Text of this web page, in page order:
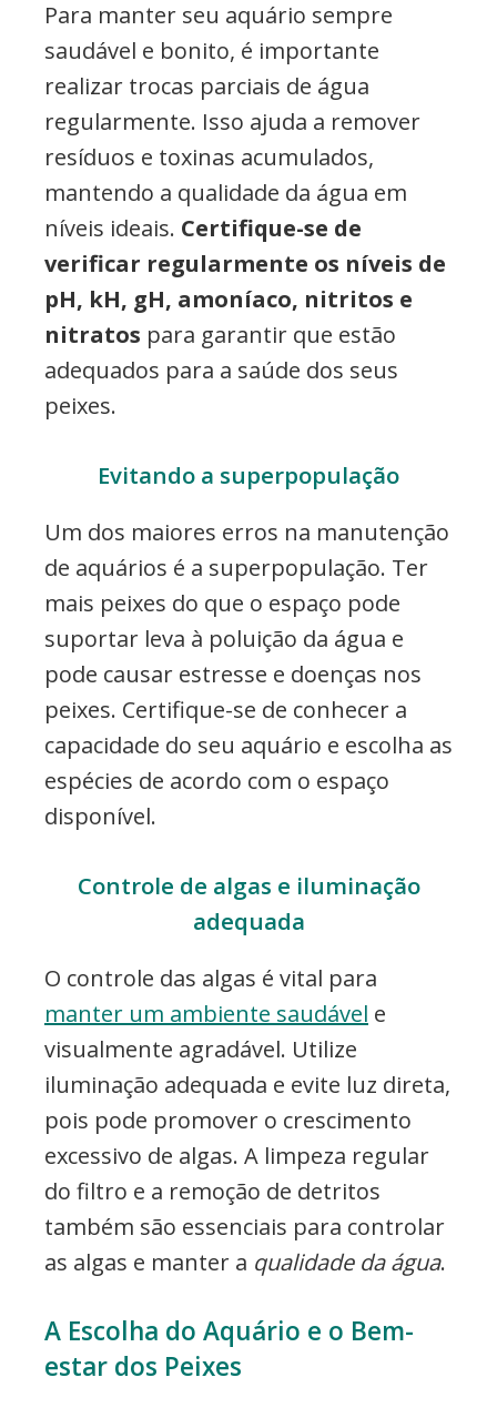
Para manter seu aquário sempre
saudável e bonito, é importante
realizar trocas parciais de água
regularmente. Isso ajuda a remover
resíduos e toxinas acumulados,
mantendo a qualidade da água em
níveis ideais. Certifique-se de
verificar regularmente os níveis de
pH, kH, gH, amoníaco, nitritos e
nitratos para garantir que estão
adequados para a saúde dos seus
peixes.
Evitando a superpopulação
Um dos maiores erros na manutenção
de aquários é a superpopulação. Ter
mais peixes do que o espaço pode
suportar leva à poluição da água e
pode causar estresse e doenças nos
peixes. Certifique-se de conhecer a
capacidade do seu aquário e escolha as
espécies de acordo com o espaço
disponível.
Controle de algas e iluminação
adequada
O controle das algas é vital para
manter um ambiente saudável e
visualmente agradável. Utilize
iluminação adequada e evite luz direta,
pois pode promover o crescimento
excessivo de algas. A limpeza regular
do filtro e a remoção de detritos
também são essenciais para controlar
as algas e manter a qualidade da água.
A Escolha do Aquário e o Bem-
estar dos Peixes